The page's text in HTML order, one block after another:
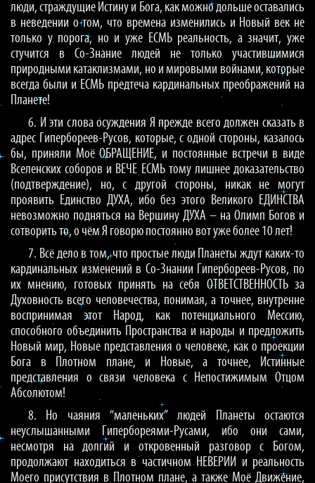
люди, страждущие Истину и Бога, как можно дольше оставались
в неведении о том, что времена изменились и Новый век не
только у порога, но и уже ЕСМЬ реальность, а значит, уже
стучится в Со-Знание людей не только участившимися
природными катаклизмами, но и мировыми войнами, которые
всегда были и ЕСМЬ предтеча кардинальных преображений на
Планете!
6. И эти слова осуждения Я прежде всего должен сказать в
адрес Гипербореев-Русов, которые, с одной стороны, казалось
бы, приняли Моё ОБРАЩЕНИЕ, и постоянные встречи в виде
Вселенских соборов и ВЕЧЕ ЕСМЬ тому лишнее доказательство
(подтверждение), но, с другой стороны, никак не могут
проявить Единство ДУХА, ибо без этого Великого ЕДИНСТВА
невозможно подняться на Вершину ДУХА – на Олимп Богов и
сотворить то, о чём Я говорю постоянно вот уже более 10 лет!
7. Всё дело в том, что простые люди Планеты ждут каких-то
кардинальных изменений в Со-Знании Гипербореев-Русов, по
их мнению, готовых принять на себя ОТВЕТСТВЕННОСТЬ за
Духовность всего человечества, понимая, а точнее, внутренне
воспринимая этот Народ, как потенциального Мессию,
способного объединить Пространства и народы и предложить
Новый мир, Новые представления о человеке, как о проекции
Бога в Плотном плане, и Новые, а точнее, Истинные
представления о связи человека с Непостижимым Отцом
Абсолютом!
8. Но чаяния “маленьких” людей Планеты остаются
неуслышанными Гипербореями-Русами, ибо они сами,
несмотря на долгий и откровенный разговор с Богом,
продолжают находиться в частичном НЕВЕРИИ и реальность
Моего присутствия в Плотном плане, а также Моё Движение,